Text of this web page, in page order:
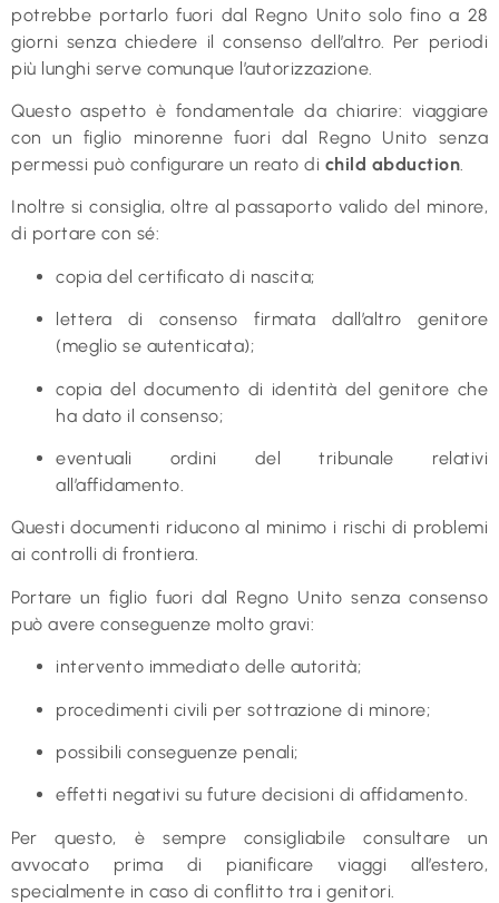
potrebbe portarlo fuori dal Regno Unito solo fino a 28
giorni senza chiedere il consenso dell’altro. Per periodi
più lunghi serve comunque l’autorizzazione.
Questo aspetto è fondamentale da chiarire: viaggiare
con un figlio minorenne fuori dal Regno Unito senza
permessi può configurare un reato di child abduction.
Inoltre si consiglia, oltre al passaporto valido del minore,
di portare con sé:
copia del certificato di nascita;
lettera di consenso firmata dall’altro genitore
(meglio se autenticata);
copia del documento di identità del genitore che
ha dato il consenso;
eventuali ordini del tribunale relativi
all’affidamento.
Questi documenti riducono al minimo i rischi di problemi
ai controlli di frontiera.
Portare un figlio fuori dal Regno Unito senza consenso
può avere conseguenze molto gravi:
intervento immediato delle autorità;
procedimenti civili per sottrazione di minore;
possibili conseguenze penali;
effetti negativi su future decisioni di affidamento.
Per questo, è sempre consigliabile consultare un
avvocato prima di pianificare viaggi all’estero,
specialmente in caso di conflitto tra i genitori.